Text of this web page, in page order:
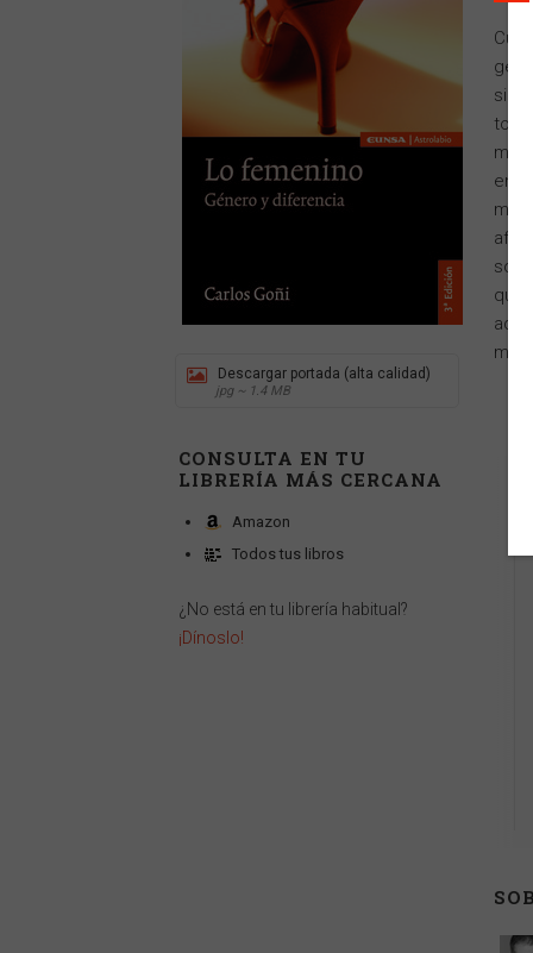
Descargar portada (alta calidad)
jpg ~ 1.4 MB
CONSULTA EN TU
LIBRERÍA MÁS CERCANA
Amazon
Todos tus libros
¿No está en tu librería habitual?
¡Dínoslo!
sin
en
son
que